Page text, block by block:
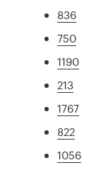
836
750
1190
213
1767
822
1056